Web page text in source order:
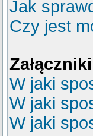
Jak
Czy jest
Załączniki
W jaki
W jaki
W jaki